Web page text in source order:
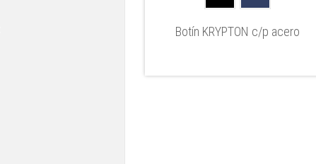
Botín KRYPTON c/p acero